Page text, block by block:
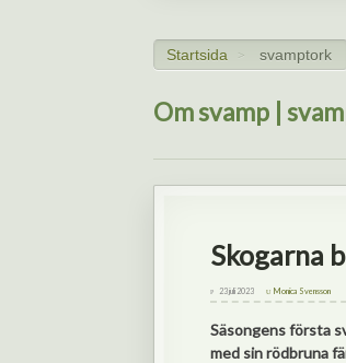
Startsida > svamptork
Om svamp |
Skogarna
23 juli 2023 Monica Svensson
Säsongens första
med sin rödbruna